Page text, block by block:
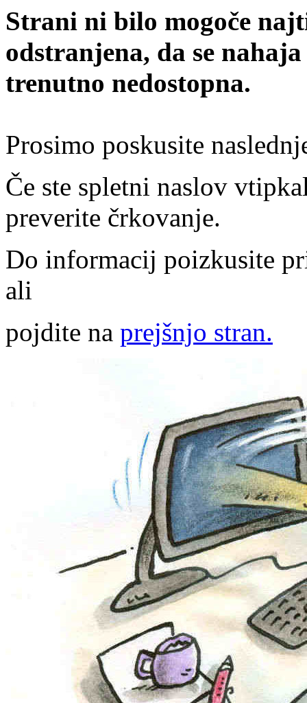
Strani ni bilo mogoče
odstranjena, da se
trenutno nedostopna.
Prosimo poskusite
Če ste spletni naslov
preverite črkovanje.
Do informacij poizkusite
ali
pojdite na prejšnjo stran.